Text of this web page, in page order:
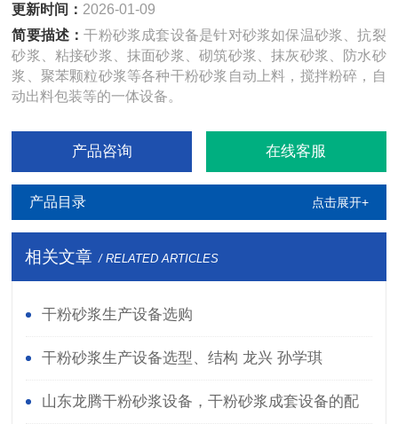
更新时间： 2026-01-09
简要描述：干粉砂浆成套设备是针对砂浆如保温砂浆、抗裂
砂浆、粘接砂浆、抹面砂浆、砌筑砂浆、抹灰砂浆、防水砂
浆、聚苯颗粒砂浆等各种干粉砂浆自动上料，搅拌粉碎，自
动出料包装等的一体设备。
产品咨询 在线客服
产品目录 点击展开+
相关文章 / RELATED ARTICLES
干粉砂浆生产设备选购
干粉砂浆生产设备选型、结构 龙兴 孙学琪
山东龙腾干粉砂浆设备，干粉砂浆成套设备的配